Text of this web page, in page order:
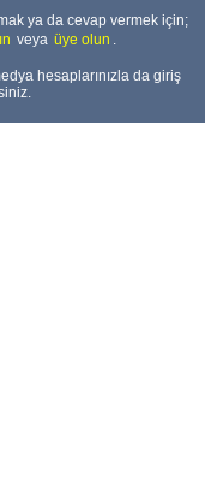
ya da cevap vermek için;
veya üye olun .
hesaplarınızla da giriş